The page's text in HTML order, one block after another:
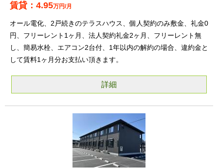
4.95万円/月
オール電化、2戸続きのテラスハウス、個人契約のみ敷金、礼金0
円、フリーレント1ヶ月、法人契約礼金2ヶ月、フリーレント無
し、簡易水栓、エアコン2台付、1年以内の解約の場合、違約金と
して賃料1ヶ月分お支払い頂きます。
詳細